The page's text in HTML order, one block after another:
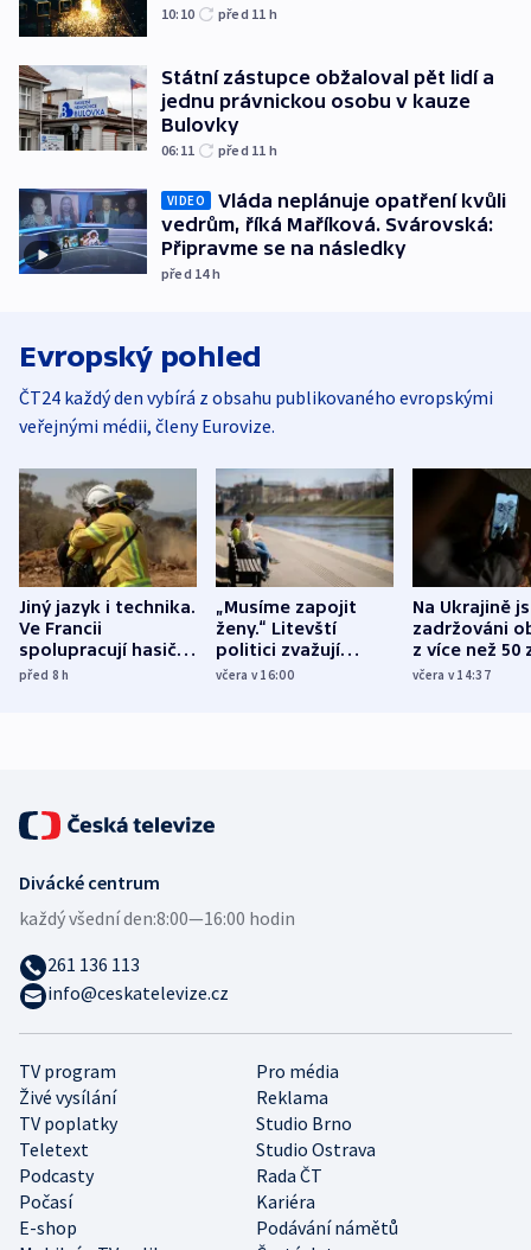
10:10 před 11 h
Státní zástupce obžaloval pět lidí a
jednu právnickou osobu v kauze
Bulovky
06:11 před 11 h
VIDEO
Vláda neplánuje opatření kvůli
vedrům, říká Maříková. Svárovská:
Připravme se na následky
před 14h
Evropský pohled
ČT24 každý den vybírá z obsahu publikovaného evropskými
veřejnými médii, členy Eurovize.
Jiný jazyk i technika.
Ve Francii
spolupracují hasiči z
různých zemí
před 8h
„Musíme zapojit
ženy.“ Litevští
politici zvažují
dohodu o
včera v 16:00
Na Ukrajině
zadržováni
z více než 50
Bojovali na
včera v 14:37
TV program
Pro média
Živé vysílání
Reklama
TV poplatky
Studio Brno
Teletext
Studio Ostrava
Podcasty
Rada ČT
Počasí
Kariéra
E-shop
Podávání námětů
Divácké centrum
každý všední den:8:00—16:00 hodin
261 136 113
info@ceskatelevize.cz